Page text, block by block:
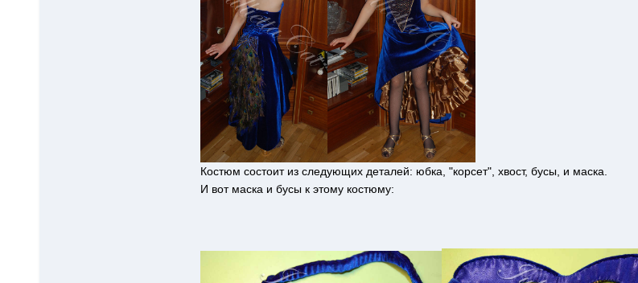
Костюм состоит из следующих деталей: юбка, "корсет", хвост, бусы, и маска.
И вот маска и бусы к этому костюму: